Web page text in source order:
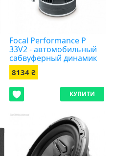
Focal Performance P
33V2 - автомобильный
сабвуферный динамик
8134 ₴
КУПИТИ